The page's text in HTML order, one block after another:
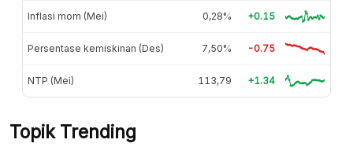
Inflasi mom (Mei) 0,28% +0.15
Persentase kemiskinan (Des) 7,50% -0.75
NTP (Mei) 113,79 +1.34
Topik Trending